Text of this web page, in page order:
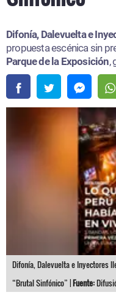
Difonía, Dalevuelta e
propuesta escénica sin
Parque de la Exposición,
Difonía, Dalevuelta e Inyectores
“Brutal Sinfónico” |Fuente: